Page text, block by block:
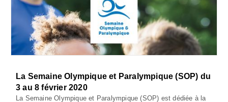
La Semaine Olympique et Paralympique (SOP) du
3 au 8 février 2020
La Semaine Olympique et Paralympique (SOP) est dédiée à la